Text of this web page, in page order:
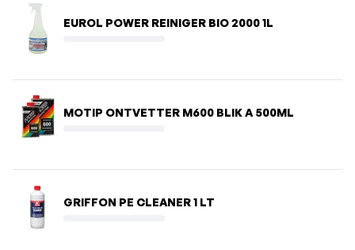
EUROL POWER REINIGER BIO 2000 1L
MOTIP ONTVETTER M600 BLIK A 500ML
GRIFFON PE CLEANER 1 LT